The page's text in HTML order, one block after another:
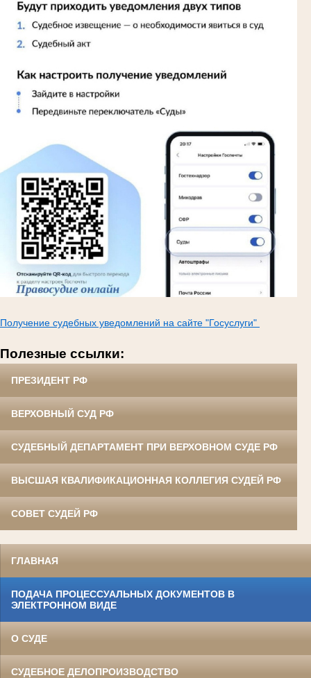
Получение судебных уведомлений на сайте "Госуслуги"
Полезные ссылки:
ПРЕЗИДЕНТ РФ
ВЕРХОВНЫЙ СУД РФ
СУДЕБНЫЙ ДЕПАРТАМЕНТ ПРИ ВЕРХОВНОМ СУДЕ РФ
ВЫСШАЯ КВАЛИФИКАЦИОННАЯ КОЛЛЕГИЯ СУДЕЙ РФ
СОВЕТ СУДЕЙ РФ
ГЛАВНАЯ
ПОДАЧА ПРОЦЕССУАЛЬНЫХ ДОКУМЕНТОВ В
ЭЛЕКТРОННОМ ВИДЕ
О СУДЕ
СУДЕБНОЕ ДЕЛОПРОИЗВОДСТВО